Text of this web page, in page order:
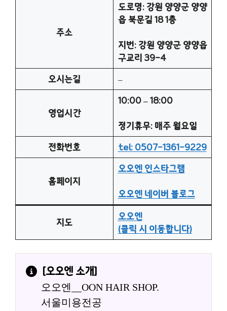
주소
도로명: 강원 양양군 양양
읍 북문길 18 1층
지번: 강원 양양군 양양읍
구교리 39-4
오시는길
–
영업시간
10:00 – 18:00
정기휴무: 매주 월요일
전화번호
tel: 0507-1361-9229
홈페이지
오오엔 인스타그램
오오엔 네이버 블로그
지도
오오엔
(클릭 시 이동합니다)
[오오엔 소개]
오오엔__OON HAIR SHOP.
서울미용전공